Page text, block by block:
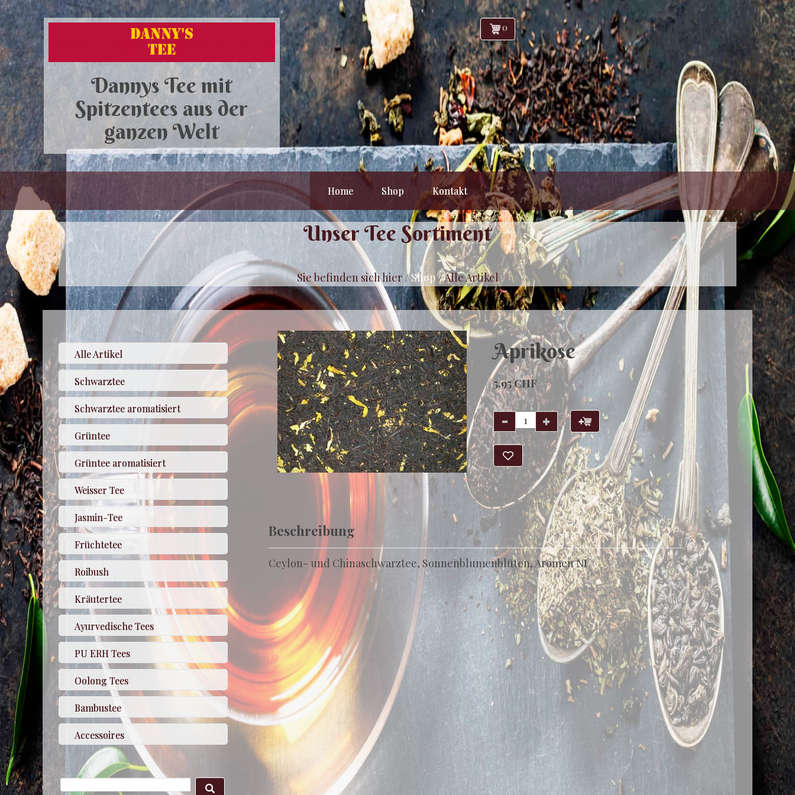
Dannys Tee mit
Spitzentees aus der
ganzen Welt
0
Home Shop Kontakt
Unser Tee Sortiment
Sie befinden sich hier /Shop/Alle Artikel
Alle Artikel
Schwarztee
Schwarztee aromatisiert
Grüntee
Grüntee aromatisiert
Weisser Tee
Jasmin-Tee
Früchtetee
Roibush
Kräutertee
Ayurvedische Tees
PU ERH Tees
Oolong Tees
Bambustee
Accessoires
Aprikose
5.95 CHF
Beschreibung
Ceylon- und Chinaschwarztee, Sonnenblumenblüten, Aromen NI